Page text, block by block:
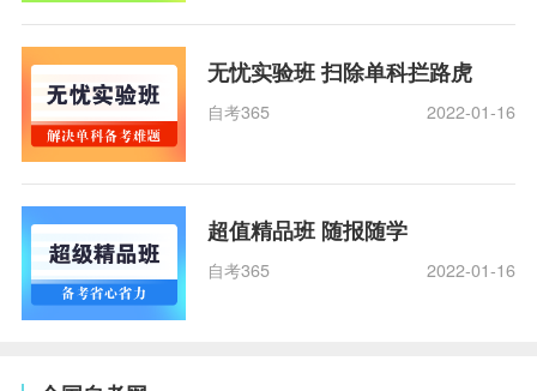
无忧实验班 扫除单科拦路虎
自考365 2022-01-16
超值精品班 随报随学
自考365 2022-01-16